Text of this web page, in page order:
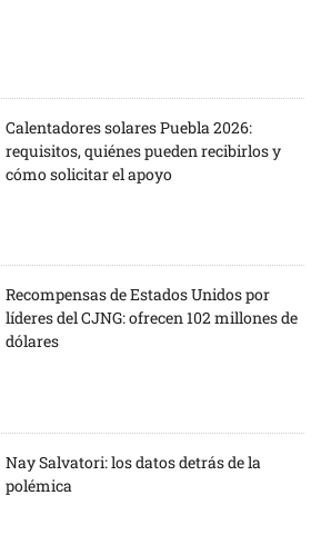
Calentadores solares Puebla 2026:
requisitos, quiénes pueden recibirlos y
cómo solicitar el apoyo
Recompensas de Estados Unidos por
líderes del CJNG: ofrecen 102 millones de
dólares
Nay Salvatori: los datos detrás de la
polémica